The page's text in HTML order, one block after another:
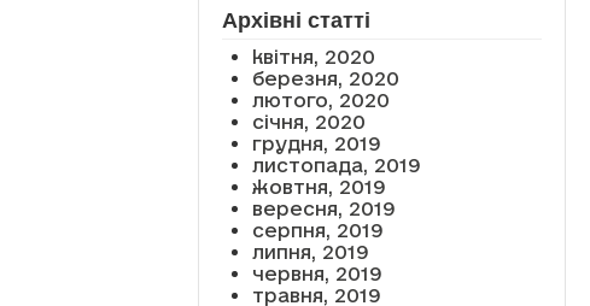
Архівні статті
квітня, 2020
березня, 2020
лютого, 2020
січня, 2020
грудня, 2019
листопада, 2019
жовтня, 2019
вересня, 2019
серпня, 2019
липня, 2019
червня, 2019
травня, 2019